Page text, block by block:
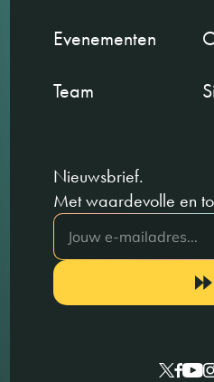
Evenementen
Team
Nieuwsbrief.
Met waardevolle en